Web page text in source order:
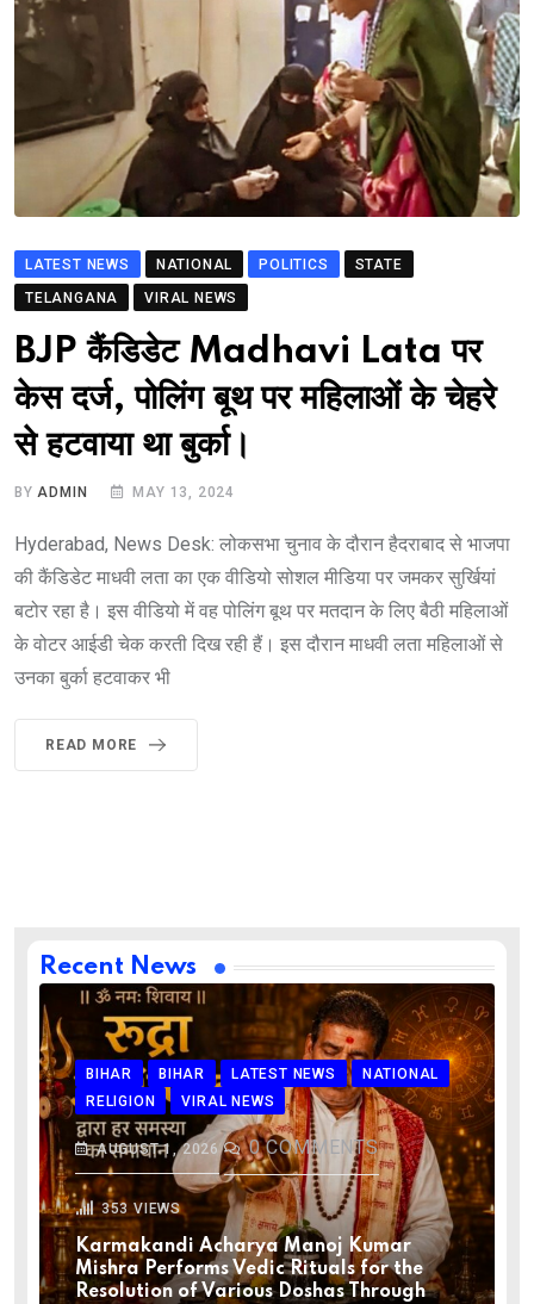
LATEST NEWS NATIONAL POLITICS
STATE
TELANGANA
VIRAL NEWS
BJP कैंडिडेट Madhavi Lata पर
केस दर्ज, पोलिंग बूथ पर महिलाओं के चेहरे
से हटवाया था बुर्का।
BYADMIN MAY 13, 2024
Hyderabad, News Desk: लोकसभा चुनाव के दौरान हैदराबाद से भाजपा
की कैंडिडेट माधवी लता का एक वीडियो सोशल मीडिया पर जमकर सुर्खियां
बटोर रहा है। इस वीडियो में वह पोलिंग बूथ पर मतदान के लिए बैठी महिलाओं
के वोटर आईडी चेक करती दिख रही हैं। इस दौरान माधवी लता महिलाओं से
उनका बुर्का हटवाकर भी
READ MORE
Recent News
BIHAR BIHAR LATEST NEWS
NATIONAL
RELIGION
VIRAL NEWS
AUGUST 1, 2026 0COMMENTS
353 VIEWS
Karmakandi Acharya Manoj Kumar
Mishra Performs Vedic Rituals for the
Resolution of Various Doshas Through